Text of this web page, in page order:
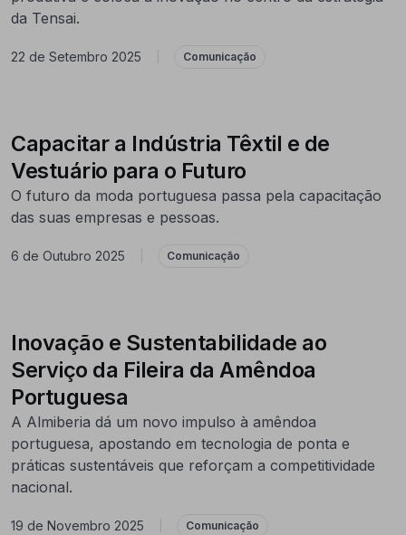
da Tensai.
22 de Setembro 2025 Comunicação
Capacitar a Indústria Têxtil e de
Vestuário para o Futuro
O futuro da moda portuguesa passa pela capacitação
das suas empresas e pessoas.
6 de Outubro 2025 Comunicação
Inovação e Sustentabilidade ao
Serviço da Fileira da Amêndoa
Portuguesa
A Almiberia dá um novo impulso à amêndoa
portuguesa, apostando em tecnologia de ponta e
práticas sustentáveis que reforçam a competitividade
nacional.
19 de Novembro 2025 Comunicação